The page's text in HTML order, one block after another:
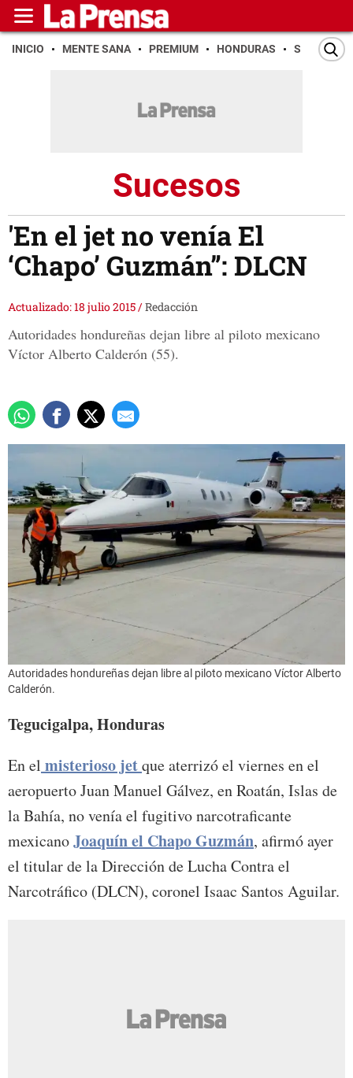
INICIO MENTE SANA PREMIUM HONDURAS SAN PEDRO
Sucesos
'En el jet no venía El
‘Chapo’ Guzmán”: DLCN
Actualizado: 18 julio 2015/Redacción
Autoridades hondureñas dejan libre al piloto mexicano
Víctor Alberto Calderón (55).
Autoridades hondureñas dejan libre al piloto mexicano Víctor Alberto
Calderón.
Tegucigalpa, Honduras
En el misterioso jetque aterrizó el viernes en el
aeropuerto Juan Manuel Gálvez, en Roatán, Islas de
la Bahía, no venía el fugitivo narcotraficante
mexicanoJoaquín el Chapo Guzmán, afirmó ayer
el titular de la Dirección de Lucha Contra el
Narcotráfico (DLCN), coronel Isaac Santos Aguilar.